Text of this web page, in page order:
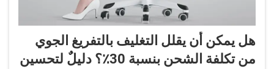
هل يمكن أن يقلل التغليف بالتفريغ الجوي
من تكلفة الشحن بنسبة 30٪؟ دليلٌ لتحسين